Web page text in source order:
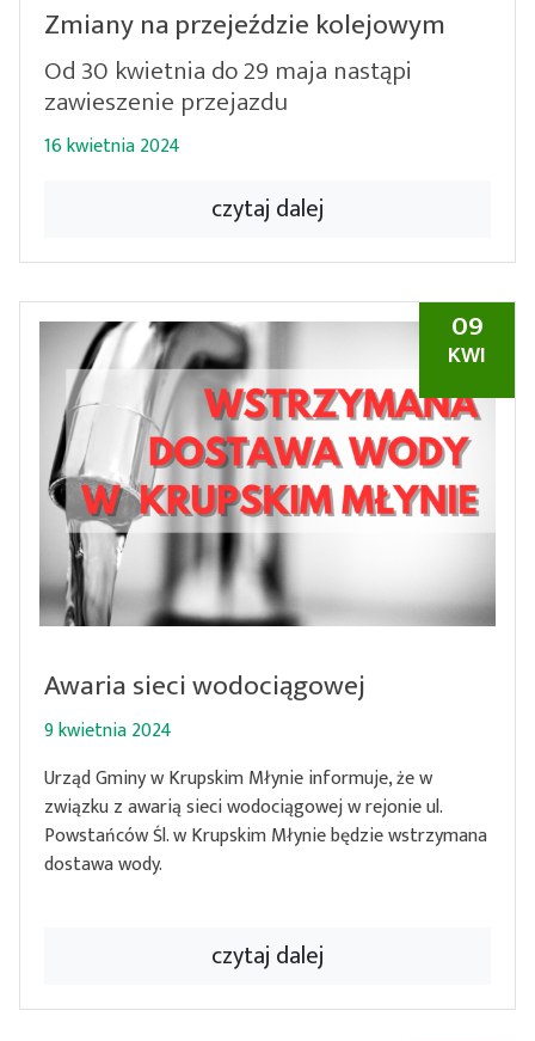
Zmiany na przejeździe kolejowym
Od 30 kwietnia do 29 maja nastąpi
zawieszenie przejazdu
16 kwietnia 2024
czytaj dalej
09
KWI
Awaria sieci wodociągowej
9 kwietnia 2024
Urząd Gminy w Krupskim Młynie informuje, że w
związku z awarią sieci wodociągowej w rejonie ul.
Powstańców Śl. w Krupskim Młynie będzie wstrzymana
dostawa wody.
czytaj dalej